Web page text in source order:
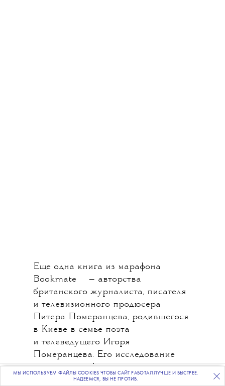
ПОДПИСЫВАЙТЕСЬНА НАШУ ВЕЧЕРНЮЮ РАССЫЛКУ
Еще одна книга из марафона
Bookmate
— авторства
британского журналиста, писателя
и телевизионного продюсера
Питера Померанцева, родившегося
в Киеве в семье поэта
и телеведущего Игоря
Померанцева. Его исследование
тотальной информационной войны,
которая разворачивается в мире
МЫ ИСПОЛЬЗУЕМ ФАЙЛЫ COOKIES ЧТОБЫ САЙТ РАБОТАЛ ЛУЧШЕ И БЫСТРЕЕ.
НАДЕЕМСЯ, ВЫ НЕ ПРОТИВ.